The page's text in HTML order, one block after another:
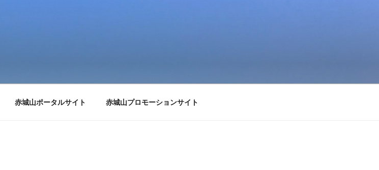
赤城山ポータルサイト 赤城山プロモーションサイト